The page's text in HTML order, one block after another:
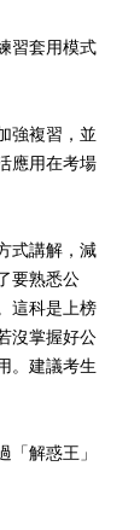
習套用模式
強複習，並
應用在考場
式講解，減
要熟悉公
這科是上榜
沒掌握好公
。建議考生
解惑王」